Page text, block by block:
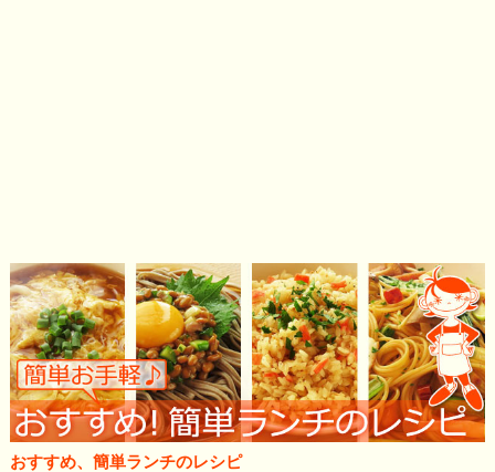
おすすめ、簡単ランチのレシピ